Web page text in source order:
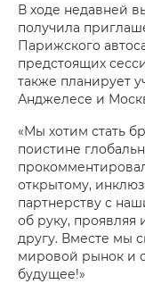
В ходе недавней
получила
Парижского
предстоящих
также планирует
Анджелесе и
«Мы хотим стать
поистине
открытому,
партнерству с
об руку, проявляя
другу. Вместе мы
мировой рынок и
будущее!»